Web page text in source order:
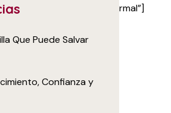
Que Puede Salvar
Confianza y